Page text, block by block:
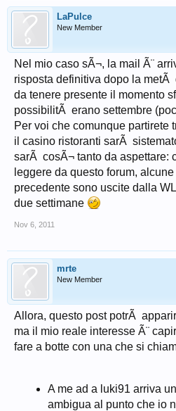
LaPulce
New Member
Nel mio caso sÃ¬, la mail Ã¨
risposta definitiva dopo la metÃ
da tenere presente il momento
possibilitÃ erano settembre
Per voi che comunque partirete
il casino ristoranti sarÃ
sarÃ cosÃ¬ tanto da aspettare:
leggere da questo forum,
precedente sono uscite dalla
due settimane
Nov 6, 2011
mrte
New Member
Allora, questo post potrÃ
ma il mio reale interesse Ã¨
fare a botte con una che si
A me ad a luki91 arriva
ambigua al punto che io